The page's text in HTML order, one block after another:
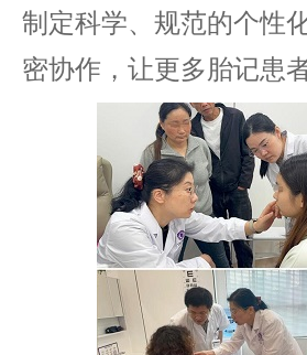
制定科学、规范的个性
密协作，让更多胎记患